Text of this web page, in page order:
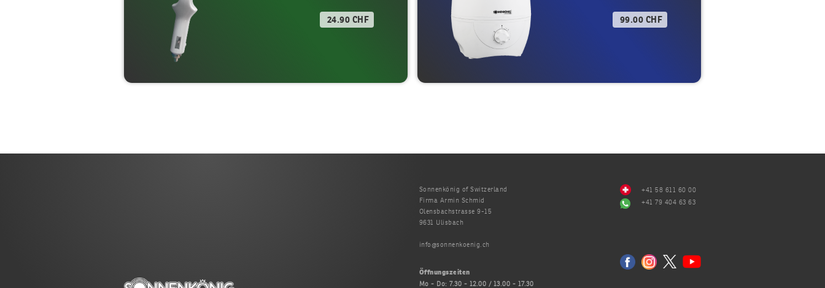
24.90 CHF 99.00 CHF
Sonnenkönig of Switzerland
Firma Armin Schmid
Olensbachstrasse 9-15
9631 Ulisbach
info@sonnenkoenig.ch
Öffnungszeiten
Mo - Do: 7.30 - 12.00 / 13.00 - 17.30
+41 58 611 60 00
+41 79 404 63 63